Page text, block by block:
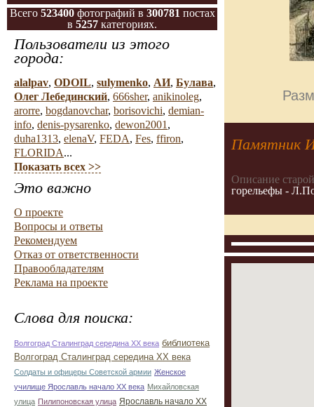
Всего 523400фотографий в 300781 постах
в 5257 категориях.
Пользователи из этого
города:
alalpav, ODOIL, sulymenko, АИ, Булава,
Олег Лебединский, 666sher, anikinoleg,
arorre, bogdanovchar, borisovichi, demian-
info, denis-pysarenko, dewon2001 ,
duha1313, elenaV, FEDA, Fes, ffiron,
FLORIDA...
Показать всех >>
Это важно
О проекте
Вопросы и ответы
Рекомендуем
Отказ от ответственности
Правообладателям
Реклама на проекте
Слова для поиска:
Волгоград Сталинград середина ХХ века библиотека
Волгоград Сталинград середина ХХ века
Солдаты и офицеры Советской армии Женское
училище Ярославль начало ХХ века Михайловская
улица Пилипоновская улица Ярославль начало ХХ
Памятник
Описание
горельефы -